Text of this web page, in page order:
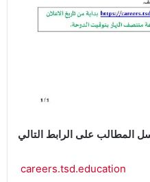
careers.tsd.education